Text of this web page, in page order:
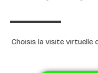
Choisis la visite virtuelle